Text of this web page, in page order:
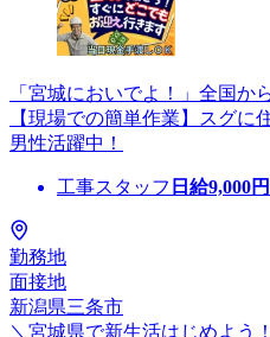
「宮城においでよ！」全国か
【現場での簡単作業】スグに
男性活躍中！
工事スタッフ 日給9,000
勤務地
面接地
新潟県三条市
＼宮城県で新生活はじめよう